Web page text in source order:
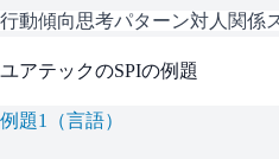
行動傾向思考パターン対人関係
ユアテックのSPIの例題
例題1 （言語）